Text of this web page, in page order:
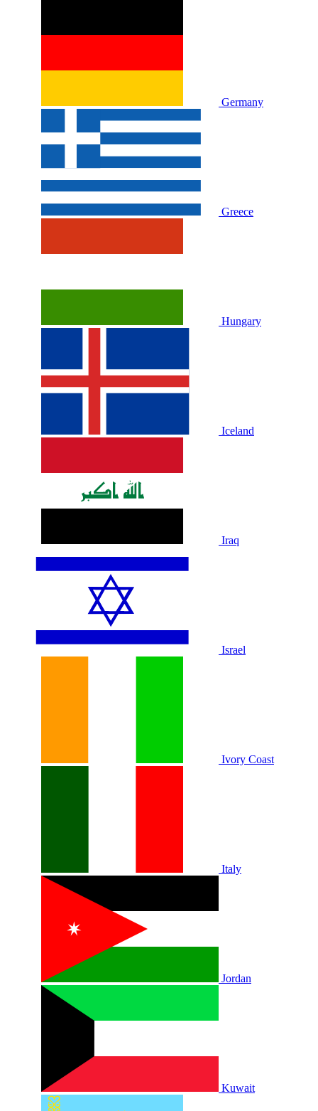
Germany
Greece
Hungary
Iceland
Iraq
Israel
Ivory Coast
Italy
Jordan
Kuwait